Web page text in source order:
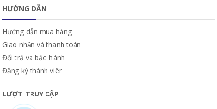
HƯỚNG DẪN
Hướng dẫn mua hàng
Giao nhận và thanh toán
Đổi trả và bảo hành
Đăng ký thành viên
LƯỢT TRUY CẬP